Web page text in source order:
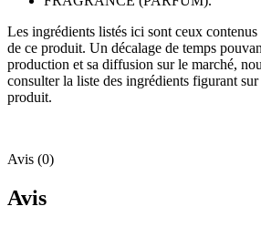
Les ingrédients listés ici sont ceux
de ce produit. Un décalage de temps
production et sa diffusion sur le marché,
consulter la liste des ingrédients figurant
produit.
Avis (0)
Avis